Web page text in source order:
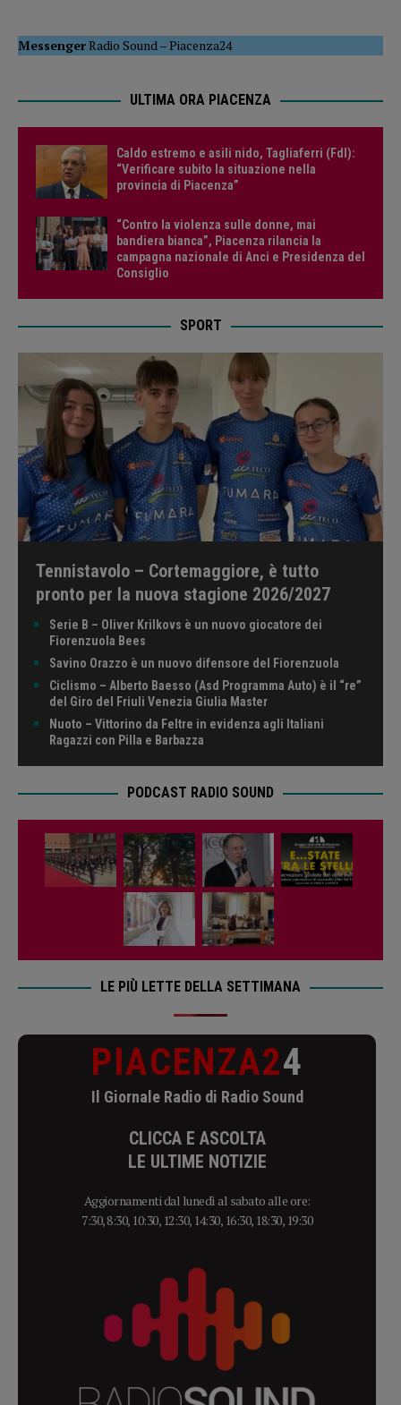
MessengerRadio Sound –Piacenza24
ULTIMA ORA PIACENZA
Caldo estremo e asili nido, Tagliaferri (FdI):
“Verificare subito la situazione nella
provincia di Piacenza”
“Contro la violenza sulle donne, mai
bandiera bianca”, Piacenza rilancia la
campagna nazionale di Anci e Presidenza del
Consiglio
SPORT
Tennistavolo – Cortemaggiore, è tutto
pronto per la nuova stagione 2026/2027
Serie B – Oliver Krilkovs è un nuovo giocatore dei
Fiorenzuola Bees
Savino Orazzo è un nuovo difensore del Fiorenzuola
Ciclismo – Alberto Baesso (Asd Programma Auto) è il “re”
del Giro del Friuli Venezia Giulia Master
Nuoto – Vittorino da Feltre in evidenza agli Italiani
Ragazzi con Pilla e Barbazza
PODCAST RADIO SOUND
LE PIÙ LETTE DELLA SETTIMANA
PIACENZA24
Il Giornale Radio di Radio Sound
CLICCA E ASCOLTA
LE ULTIME NOTIZIE
Aggiornamenti dal lunedì al sabato alle ore:
7:30, 8:30, 10:30, 12:30, 14:30, 16:30, 18:30, 19:30